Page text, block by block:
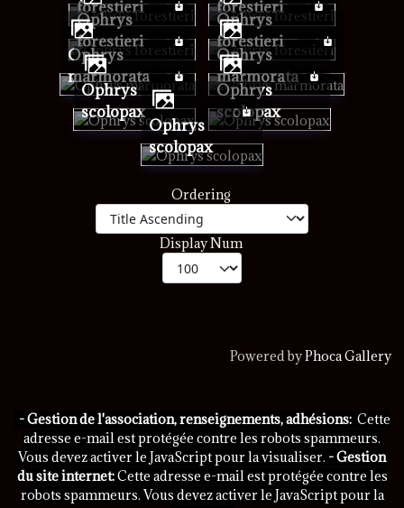
forestieri
forestieri
Ophrys
forestieri
Ophrys
forestieri
Ophrys
marmorata
Ophrys
marmorata
Ophrys
scolopax
Ophrys
scolopax
Ophrys
scolopax
Ordering
Display Num
Powered byPhoca Gallery
- Gestion de l'association, renseignements, adhésions: Cette
adresse e-mail est protégée contre les robots spammeurs.
Vous devez activer le JavaScript pour la visualiser. - Gestion
du site internet:Cette adresse e-mail est protégée contre les
robots spammeurs. Vous devez activer le JavaScript pour la